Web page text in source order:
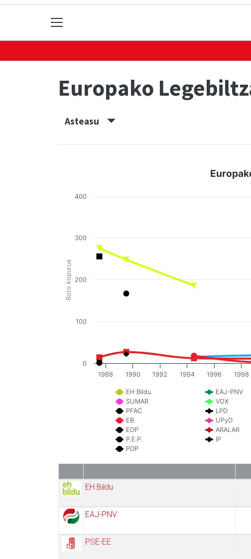
Europako
Asteasu
Boto kopurua
EH Bildu EAJ-PNV
SUMAR
VOX
PFAC
LPD
EB
UPyD
EDP
ARALAR
P.E.P.
IP
PDP
1988 1990 1992 1994 1996 1998
0
100
200
300
400
EH Bildu
EAJ-PNV
PSE-EE